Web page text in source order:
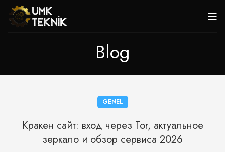
Blog
GENEL
Кракен сайт: вход через Tor, актуальное
зеркало и обзор сервиса 2026